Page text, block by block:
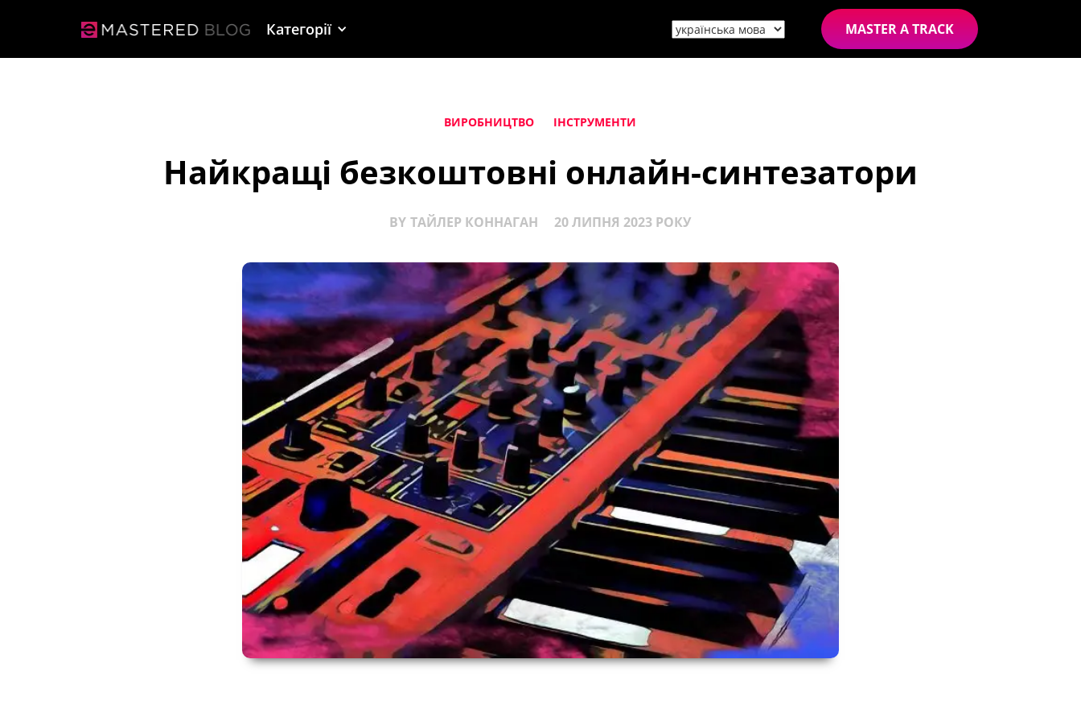
Категорії MASTER A TRACK
ВИРОБНИЦТВО ІНСТРУМЕНТИ
Найкращі безкоштовні онлайн-синтезатори
BY ТАЙЛЕР КОННАГАН 20 ЛИПНЯ 2023 РОКУ